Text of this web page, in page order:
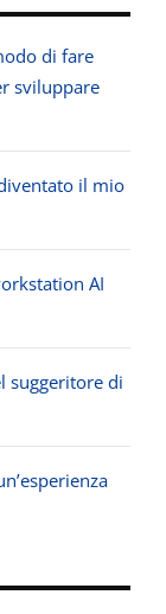
di fare
sviluppare
il mio
AI
suggeritore di